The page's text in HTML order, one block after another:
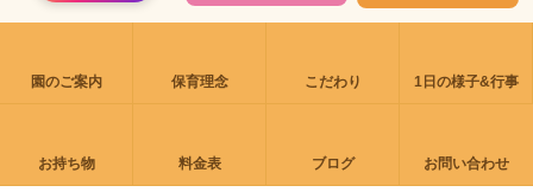
園のご案内 保育理念 こだわり 1日の様子&行事
お持ち物 料金表 ブログ お問い合わせ